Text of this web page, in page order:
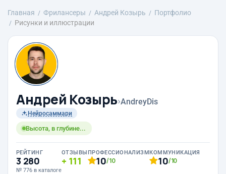
Главная Фрилансеры Андрей Козырь
Портфолио
Рисунки и иллюстрации
Андрей Козырь›AndreyDis
Нейросаммари
Высота, в глубине...
РЕЙТИНГ
3 280
№ 776 в каталоге
ОТЗЫВЫ
111
ПРОФЕССИОНАЛИЗМ
10/10
КОММУНИКАЦИЯ
10/10